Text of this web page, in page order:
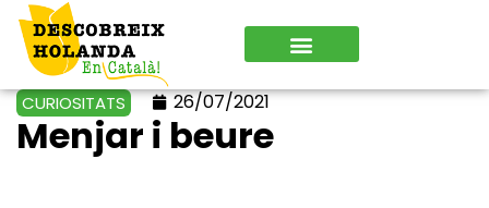
CURIOSITATS 26/07/2021
Menjar i beure